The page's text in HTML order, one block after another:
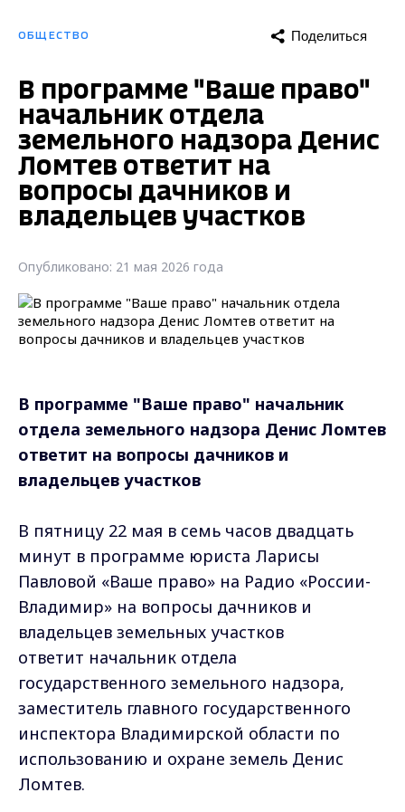
ОБЩЕСТВО Поделиться
В программе "Ваше право"
начальник отдела
земельного надзора Денис
Ломтев ответит на
вопросы дачников и
владельцев участков
Опубликовано: 21 мая 2026 года
В программе "Ваше право" начальник
отдела земельного надзора Денис Ломтев
ответит на вопросы дачников и
владельцев участков
В пятницу 22 мая в семь часов двадцать
минут в программе юриста Ларисы
Павловой «Ваше право» на Радио «России-
Владимир» на вопросы дачников и
владельцев земельных участков
ответит начальник отдела
государственного земельного надзора,
заместитель главного государственного
инспектора Владимирской области по
использованию и охране земель Денис
Ломтев.